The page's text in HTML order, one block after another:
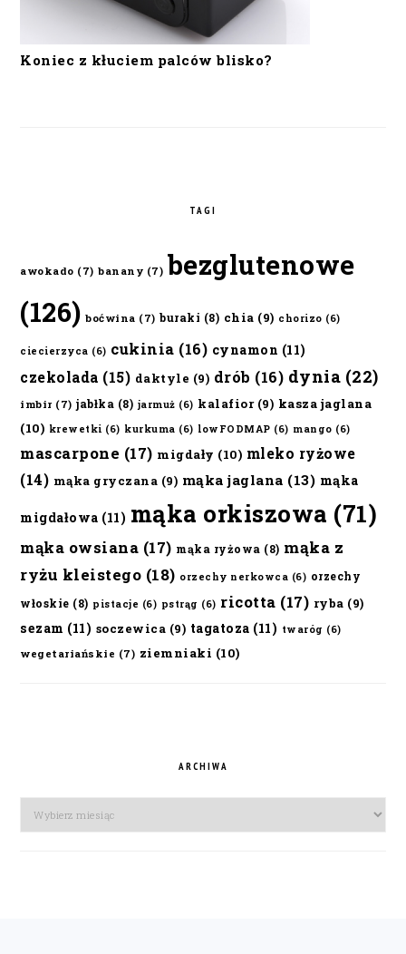
Koniec z kłuciem palców blisko?
TAGI
awokado (7) banany (7) bezglutenowe
(126) boćwina (7) buraki (8) chia (9) chorizo (6)
ciecierzyca (6) cukinia (16) cynamon (11)
czekolada (15) daktyle (9) drób (16) dynia (22)
imbir (7) jabłka (8) jarmuż (6) kalafior(9) kasza jaglana
(10) krewetki (6) kurkuma (6) lowFODMAP (6) mango (6)
mascarpone (17) migdały (10) mleko ryżowe
(14) mąka gryczana (9) mąka jaglana (13) mąka
migdałowa (11) mąka orkiszowa (71)
mąka owsiana (17) mąka ryżowa (8) mąka z
ryżu kleistego (18) orzechy nerkowca (6) orzechy
włoskie (8) pistacje (6) pstrąg (6) ricotta (17) ryba (9)
sezam (11) soczewica (9) tagatoza (11) twaróg (6)
wegetariańskie (7) ziemniaki (10)
ARCHIWA
Archiwa